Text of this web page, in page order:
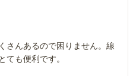
さんあるので困りません。線
ても便利です。